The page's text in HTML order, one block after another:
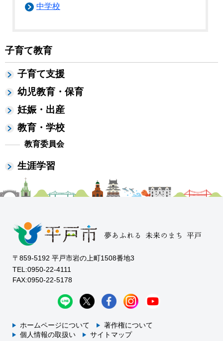
子育て教育
子育て支援
幼児教育・保育
妊娠・出産
教育・学校
教育委員会
生涯学習
中学校
〒859-5192 平戸市岩の上町1508番地3
TEL:0950-22-4111
FAX:0950-22-5178
ホームページについて
著作権について
個人情報の取扱い
サイトマップ